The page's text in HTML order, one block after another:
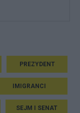
PREZYDENT
IMIGRANCI
SEJM I SENAT